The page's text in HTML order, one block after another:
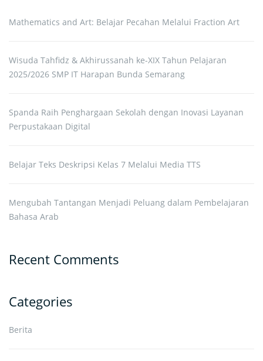
Mathematics and Art: Belajar Pecahan Melalui Fraction Art
Wisuda Tahfidz & Akhirussanah ke-XIX Tahun Pelajaran
2025/2026 SMP IT Harapan Bunda Semarang
Spanda Raih Penghargaan Sekolah dengan Inovasi Layanan
Perpustakaan Digital
Belajar Teks Deskripsi Kelas 7 Melalui Media TTS
Mengubah Tantangan Menjadi Peluang dalam Pembelajaran
Bahasa Arab
Recent Comments
Categories
Berita